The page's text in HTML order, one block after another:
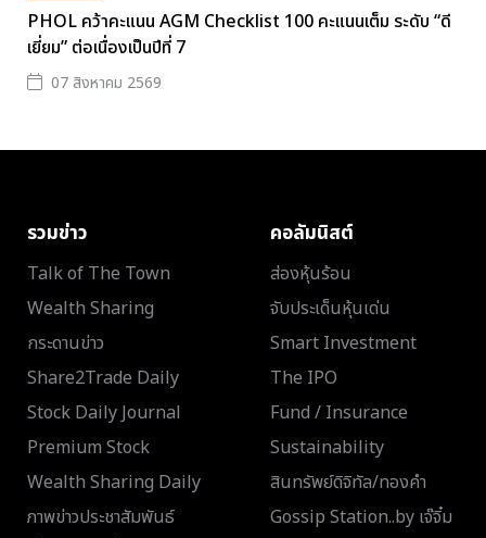
PHOL คว้าคะแนน AGM Checklist 100 คะแนนเต็ม ระดับ “ดี
เยี่ยม” ต่อเนื่องเป็นปีที่ 7
07 สิงหาคม 2569
รวมข่าว
Talk of The Town
Wealth Sharing
กระดานข่าว
Share2Trade Daily
Stock Daily Journal
Premium Stock
Wealth Sharing Daily
ภาพข่าวประชาสัมพันธ์
คอลัมนิสต์
ส่องหุ้นร้อน
จับประเด็นหุ้นเด่น
Smart Investment
The IPO
Fund / Insurance
Sustainability
สินทรัพย์ดิจิทัล/ทองคำ
Gossip Station..by เจ๊จิ๋ม